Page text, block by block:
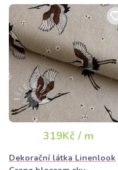
319Kč / m
Dekorační látka Linenlook